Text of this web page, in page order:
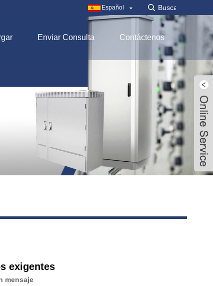
Español
Enviar Consulta Contáctenos
exigentes
mensaje